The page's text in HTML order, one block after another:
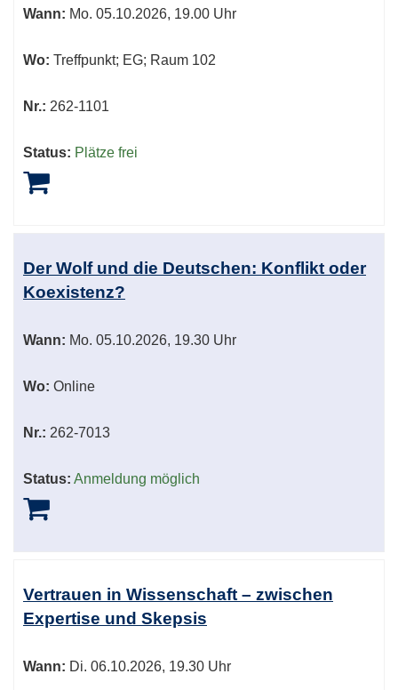
Wann: Mo. 05.10.2026, 19.00 Uhr
Wo: Treffpunkt; EG; Raum 102
Nr.: 262-1101
Status: Plätze frei
Der Wolf und die Deutschen: Konflikt oder
Koexistenz?
Wann: Mo. 05.10.2026, 19.30 Uhr
Wo: Online
Nr.: 262-7013
Status: Anmeldung möglich
Vertrauen in Wissenschaft – zwischen
Expertise und Skepsis
Wann: Di. 06.10.2026, 19.30 Uhr